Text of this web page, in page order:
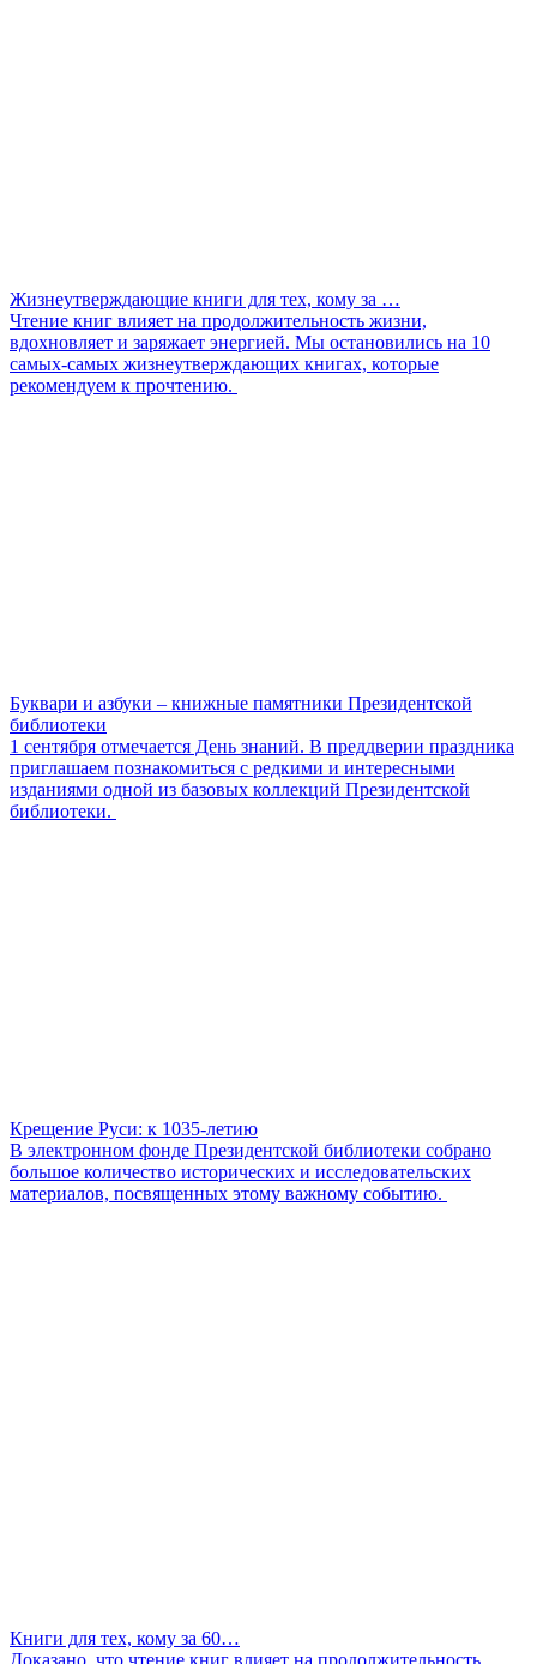
Жизнеутверждающие книги для тех, кому за …
Чтение книг влияет на продолжительность жизни,
вдохновляет и заряжает энергией. Мы остановились на 10
самых-самых жизнеутверждающих книгах, которые
рекомендуем к прочтению.
Буквари и азбуки – книжные памятники Президентской
библиотеки
1 сентября отмечается День знаний. В преддверии праздника
приглашаем познакомиться с редкими и интересными
изданиями одной из базовых коллекций Президентской
библиотеки.
Крещение Руси: к 1035-летию
В электронном фонде Президентской библиотеки собрано
большое количество исторических и исследовательских
материалов, посвященных этому важному событию.
Книги для тех, кому за 60…